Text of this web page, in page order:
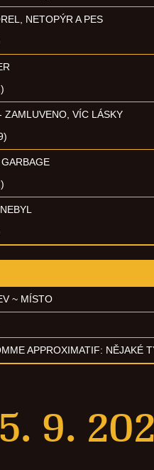
NETOPÝR A PES
ZAMLUVENO, VÍC LÁSKY
~ MÍSTO
APPROXIMATIF: NĚJAKÉ
9.